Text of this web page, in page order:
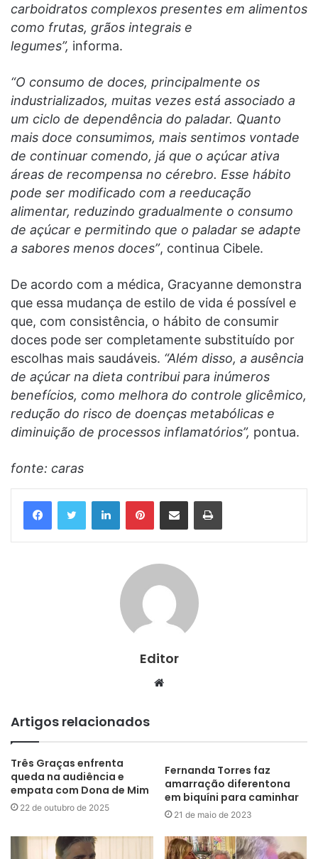
carboidratos complexos presentes em alimentos
como frutas, grãos integrais e
legumes”, informa.
“O consumo de doces, principalmente os
industrializados, muitas vezes está associado a
um ciclo de dependência do paladar. Quanto
mais doce consumimos, mais sentimos vontade
de continuar comendo, já que o açúcar ativa
áreas de recompensa no cérebro. Esse hábito
pode ser modificado com a reeducação
alimentar, reduzindo gradualmente o consumo
de açúcar e permitindo que o paladar se adapte
a sabores menos doces”, continua Cibele.
De acordo com a médica, Gracyanne demonstra
que essa mudança de estilo de vida é possível e
que, com consistência, o hábito de consumir
doces pode ser completamente substituído por
escolhas mais saudáveis. “Além disso, a ausência
de açúcar na dieta contribui para inúmeros
benefícios, como melhora do controle glicêmico,
redução do risco de doenças metabólicas e
diminuição de processos inflamatórios”, pontua.
fonte: caras
LinkedinPinterestCompartilhar via e-mail Imprimir
Editor
Website
Artigos relacionados
Três Graças enfrenta
queda na audiência e
empata com Dona de Mim
22 de outubro de 2025
Fernanda Torres faz
amarração diferentona
em biquíni para caminhar
21 de maio de 2023